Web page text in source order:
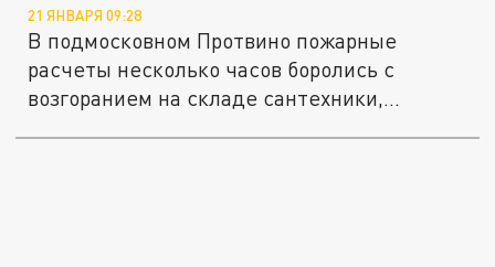
21 ЯНВАРЯ 09:28
В подмосковном Протвино пожарные
расчеты несколько часов боролись с
возгоранием на складе сантехники,